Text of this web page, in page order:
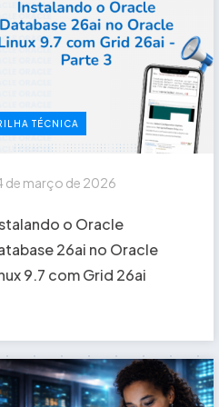
TÉCNICA
de março de 2026
o Oracle
26ai no Oracle
9.7 com Grid 26ai